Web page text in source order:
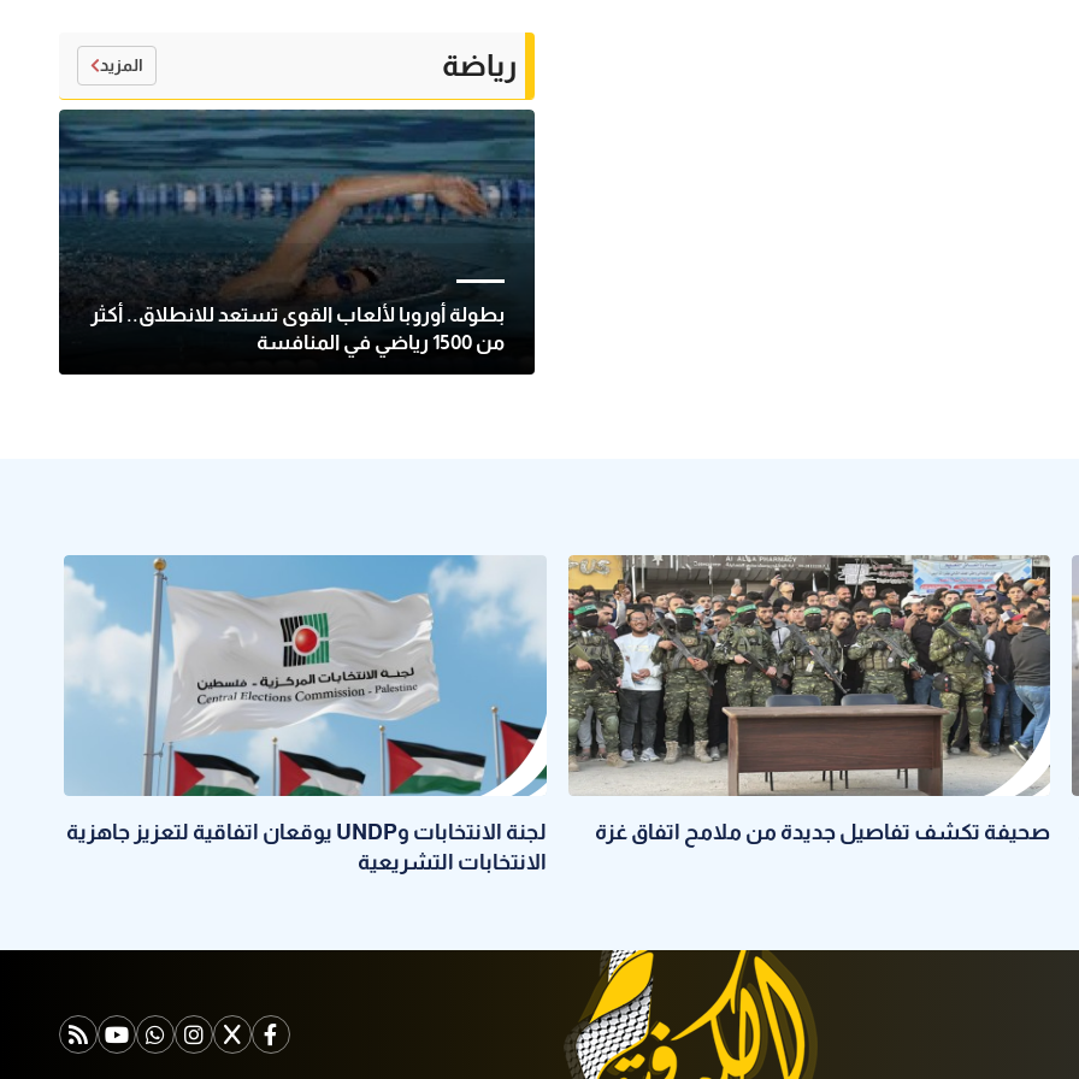
رياضة المزيد
بطولة أوروبا لألعاب القوى تستعد للانطلاق.. أكثر
من 1500 رياضي في المنافسة
صحيفة تكشف تفاصيل جديدة من ملامح اتفاق غزة
لجنة الانتخابات وUNDP يوقعان اتفاقية لتعزيز جاهزية
الانتخابات التشريعية